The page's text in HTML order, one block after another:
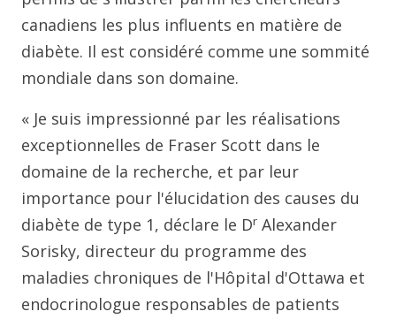
canadiens les plus influents en matière de
diabète. Il est considéré comme une sommité
mondiale dans son domaine.
« Je suis impressionné par les réalisations
exceptionnelles de Fraser Scott dans le
domaine de la recherche, et par leur
importance pour l'élucidation des causes du
diabète de type 1, déclare le Dr Alexander
Sorisky, directeur du programme des
maladies chroniques de l'Hôpital d'Ottawa et
endocrinologue responsables de patients